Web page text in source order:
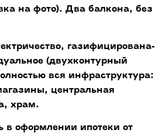
на фото). Два балкона, без
газифицирована-
(двухконтурный
вся инфраструктура:
центральная
храм.
оформлении ипотеки от